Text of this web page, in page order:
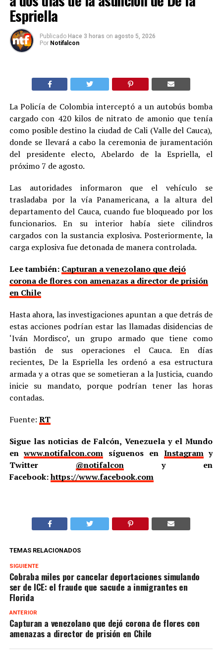
Espriella
Publicado Hace 3 horas on agosto 5, 2026
Por Notifalcon
La Policía de Colombia interceptó a un autobús bomba
cargado con 420 kilos de nitrato de amonio que tenía
como posible destino la ciudad de Cali (Valle del Cauca),
donde se llevará a cabo la ceremonia de juramentación
del presidente electo, Abelardo de la Espriella, el
próximo 7 de agosto.
Las autoridades informaron que el vehículo se
trasladaba por la vía Panamericana, a la altura del
departamento del Cauca, cuando fue bloqueado por los
funcionarios. En su interior había siete cilindros
cargados con la sustancia explosiva. Posteriormente, la
carga explosiva fue detonada de manera controlada.
Lee también: Capturan a venezolano que dejó
corona de flores con amenazas a director de prisión
en Chile
Hasta ahora, las investigaciones apuntan a que detrás de
estas acciones podrían estar las llamadas disidencias de
‘Iván Mordisco’, un grupo armado que tiene como
bastión de sus operaciones el Cauca. En días
recientes, De la Espriella les ordenó a esa estructura
armada y a otras que se sometieran a la Justicia, cuando
inicie su mandato, porque podrían tener las horas
contadas.
Fuente: RT
Sigue las noticias de Falcón, Venezuela y el Mundo
enwww.notifalcon.com síguenos en Instagramy
Twitter @notifalcony en
Facebook:https://www.facebook.com
TEMAS RELACIONADOS
SIGUIENTE
Cobraba miles por cancelar deportaciones simulando
ser de ICE: el fraude que sacude a inmigrantes en
Florida
ANTERIOR
Capturan a venezolano que dejó corona de flores con
amenazas a director de prisión en Chile